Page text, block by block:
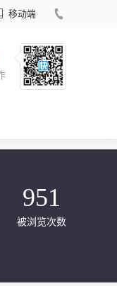
移动端
951
被浏览次数